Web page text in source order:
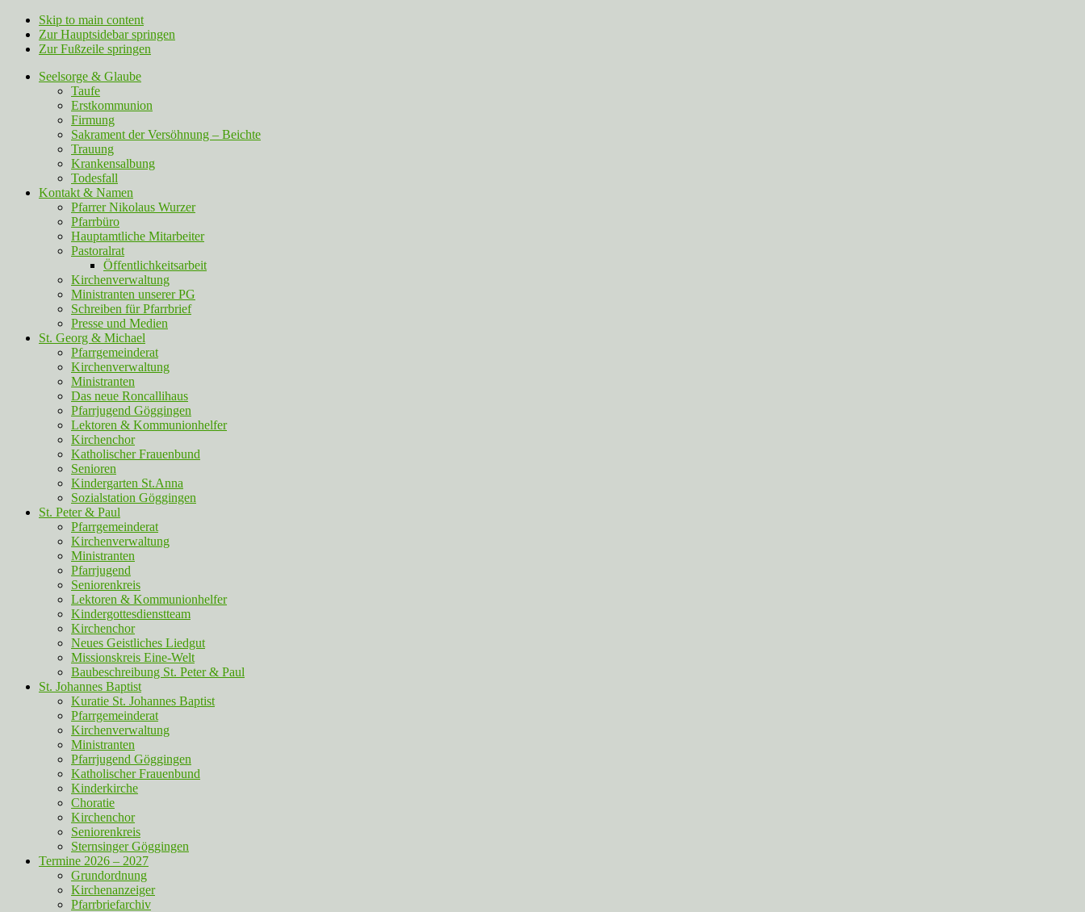
Skip to main content
Zur Hauptsidebar springen
Zur Fußzeile springen
Seelsorge & Glaube
Taufe
Erstkommunion
Firmung
Sakrament der Versöhnung – Beichte
Trauung
Krankensalbung
Todesfall
Kontakt & Namen
Pfarrer Nikolaus Wurzer
Pfarrbüro
Hauptamtliche Mitarbeiter
Pastoralrat
Öffentlichkeitsarbeit
Kirchenverwaltung
Ministranten unserer PG
Schreiben für Pfarrbrief
Presse und Medien
St. Georg & Michael
Pfarrgemeinderat
Kirchenverwaltung
Ministranten
Das neue Roncallihaus
Pfarrjugend Göggingen
Lektoren & Kommunionhelfer
Kirchenchor
Katholischer Frauenbund
Senioren
Kindergarten St.Anna
Sozialstation Göggingen
St. Peter & Paul
Pfarrgemeinderat
Kirchenverwaltung
Ministranten
Pfarrjugend
Seniorenkreis
Lektoren & Kommunionhelfer
Kindergottesdienstteam
Kirchenchor
Neues Geistliches Liedgut
Missionskreis Eine-Welt
Baubeschreibung St. Peter & Paul
St. Johannes Baptist
Kuratie St. Johannes Baptist
Pfarrgemeinderat
Kirchenverwaltung
Ministranten
Pfarrjugend Göggingen
Katholischer Frauenbund
Kinderkirche
Choratie
Kirchenchor
Seniorenkreis
Sternsinger Göggingen
Termine 2026 – 2027
Grundordnung
Kirchenanzeiger
Pfarrbriefarchiv